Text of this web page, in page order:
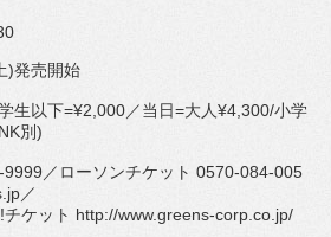
)発売開始
生以下=¥2,000／当日=大人¥4,300/小学
別)
9999／ローソンチケット 0570-084-005
／
チケット http://www.greens-corp.co.jp/